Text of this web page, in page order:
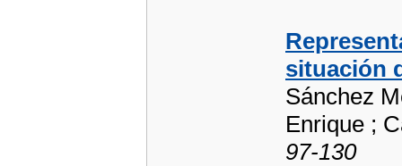
situación
Sánchez
Enrique ;
97-130